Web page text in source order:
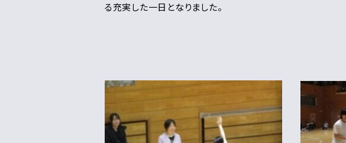
る充実した一日となりました。